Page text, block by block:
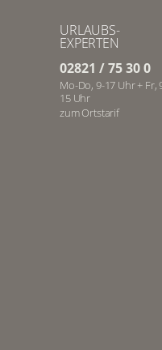
URLAUBS-
EXPERTEN
02821 / 75 30 0
Mo-Do, 9-17 Uhr + Fr,
15 Uhr
zum Ortstarif